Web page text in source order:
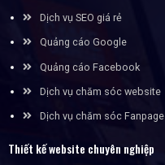
Dịch vụ SEO giá rẻ
Quảng cáo Google
Quảng cáo Facebook
Dịch vụ chăm sóc website
Dịch vụ chăm sóc Fanpage
Thiết kế website chuyên nghiệp